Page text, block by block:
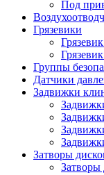
Под
Грязевики
Группы
Датчики
Задвижки
Затворы
Затворы